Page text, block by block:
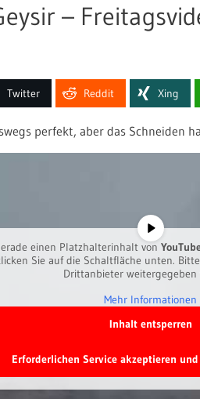
–
Twitter Reddit Xing
perfekt, aber das Schneiden
einen Platzhalterinhalt von
Sie auf die Schaltfläche unten.
Drittanbieter weitergegeben
Mehr Informationen
Inhalt entsperren
Erforderlichen Service akzeptieren